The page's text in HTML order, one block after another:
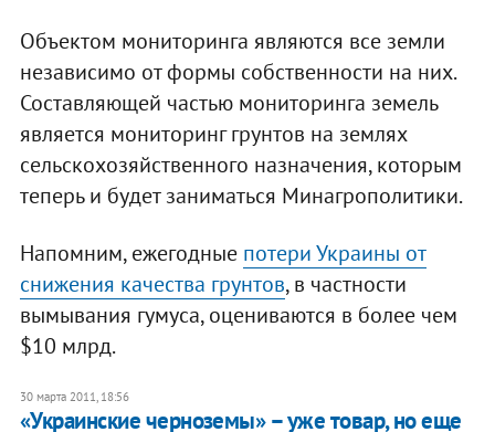
Объектом мониторинга являются все земли
независимо от формы собственности на них.
Составляющей частью мониторинга земель
является мониторинг грунтов на землях
сельскохозяйственного назначения, которым
теперь и будет заниматься Минагрополитики.
Напомним, ежегодные потери Украины от
снижения качества грунтов, в частности
вымывания гумуса, оцениваются в более чем
$10 млрд.
30 марта 2011, 18:56
«Украинские черноземы» – уже товар, но еще